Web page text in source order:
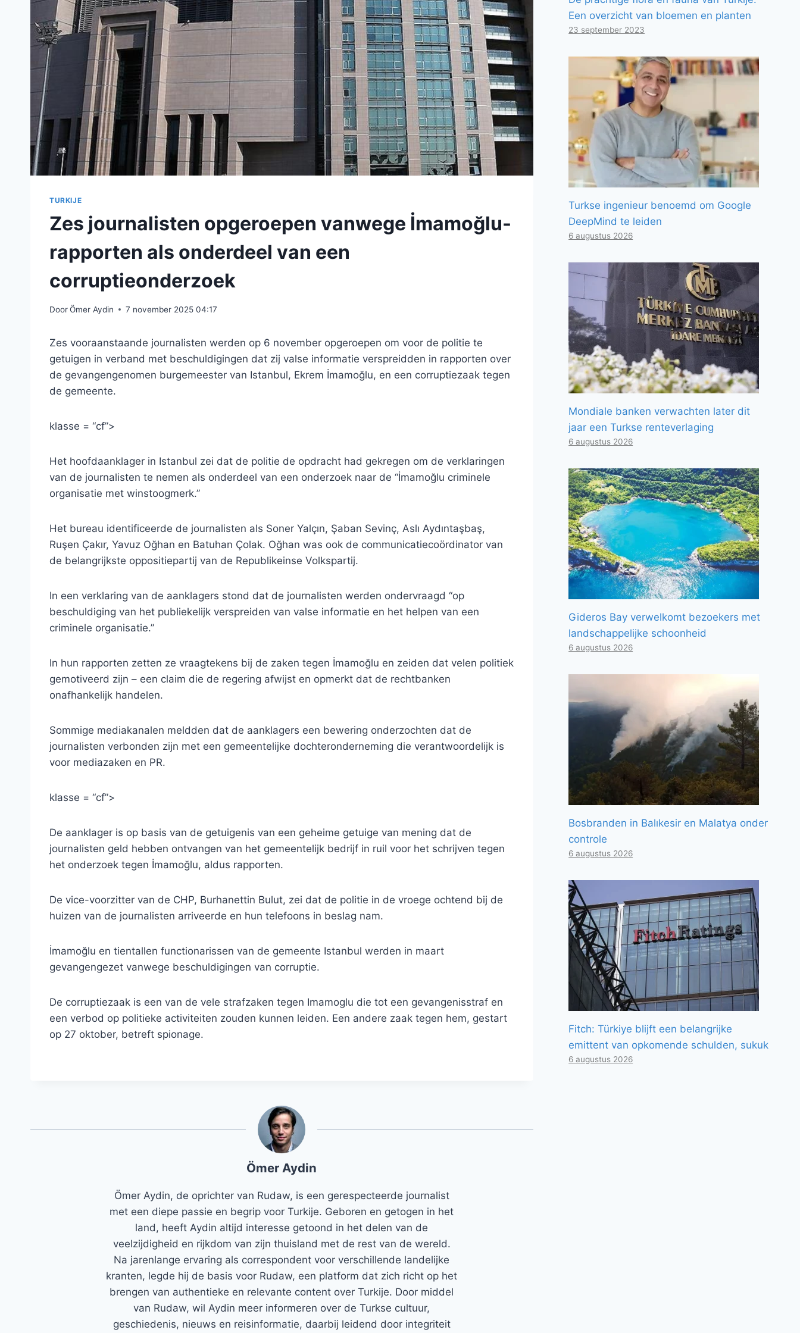
TURKIJE
Zes journalisten opgeroepen vanwege İmamoğlu-
rapporten als onderdeel van een
corruptieonderzoek
DoorÖmer Aydin 7 november 2025 04:17
Zes vooraanstaande journalisten werden op 6 november opgeroepen om voor de politie te
getuigen in verband met beschuldigingen dat zij valse informatie verspreidden in rapporten over
de gevangengenomen burgemeester van Istanbul, Ekrem İmamoğlu, en een corruptiezaak tegen
de gemeente.
klasse = “cf”>
Het hoofdaanklager in Istanbul zei dat de politie de opdracht had gekregen om de verklaringen
van de journalisten te nemen als onderdeel van een onderzoek naar de “İmamoğlu criminele
organisatie met winstoogmerk.”
Het bureau identificeerde de journalisten als Soner Yalçın, Şaban Sevinç, Aslı Aydıntaşbaş,
Ruşen Çakır, Yavuz Oğhan en Batuhan Çolak. Oğhan was ook de communicatiecoördinator van
de belangrijkste oppositiepartij van de Republikeinse Volkspartij.
In een verklaring van de aanklagers stond dat de journalisten werden ondervraagd “op
beschuldiging van het publiekelijk verspreiden van valse informatie en het helpen van een
criminele organisatie.”
In hun rapporten zetten ze vraagtekens bij de zaken tegen İmamoğlu en zeiden dat velen politiek
gemotiveerd zijn – een claim die de regering afwijst en opmerkt dat de rechtbanken
onafhankelijk handelen.
Sommige mediakanalen meldden dat de aanklagers een bewering onderzochten dat de
journalisten verbonden zijn met een gemeentelijke dochteronderneming die verantwoordelijk is
voor mediazaken en PR.
klasse = “cf”>
De aanklager is op basis van de getuigenis van een geheime getuige van mening dat de
journalisten geld hebben ontvangen van het gemeentelijk bedrijf in ruil voor het schrijven tegen
het onderzoek tegen İmamoğlu, aldus rapporten.
De vice-voorzitter van de CHP, Burhanettin Bulut, zei dat de politie in de vroege ochtend bij de
huizen van de journalisten arriveerde en hun telefoons in beslag nam.
İmamoğlu en tientallen functionarissen van de gemeente Istanbul werden in maart
gevangengezet vanwege beschuldigingen van corruptie.
De corruptiezaak is een van de vele strafzaken tegen Imamoglu die tot een gevangenisstraf en
een verbod op politieke activiteiten zouden kunnen leiden. Een andere zaak tegen hem, gestart
op 27 oktober, betreft spionage.
Ömer Aydin
Ömer Aydin, de oprichter van Rudaw, is een gerespecteerde journalist
met een diepe passie en begrip voor Turkije. Geboren en getogen in het
land, heeft Aydin altijd interesse getoond in het delen van de
veelzijdigheid en rijkdom van zijn thuisland met de rest van de wereld.
Na jarenlange ervaring als correspondent voor verschillende landelijke
kranten, legde hij de basis voor Rudaw, een platform dat zich richt op het
brengen van authentieke en relevante content over Turkije. Door middel
van Rudaw, wil Aydin meer informeren over de Turkse cultuur,
geschiedenis, nieuws en reisinformatie, daarbij leidend door integriteit
Een overzicht van bloemen en planten
23 september 2023
Turkse ingenieur benoemd om Google
DeepMind te leiden
6 augustus 2026
Mondiale banken verwachten later dit
jaar een Turkse renteverlaging
6 augustus 2026
Gideros Bay verwelkomt bezoekers met
landschappelijke schoonheid
6 augustus 2026
Bosbranden in Balıkesir en Malatya onder
controle
6 augustus 2026
Fitch: Türkiye blijft een belangrijke
emittent van opkomende schulden, sukuk
6 augustus 2026